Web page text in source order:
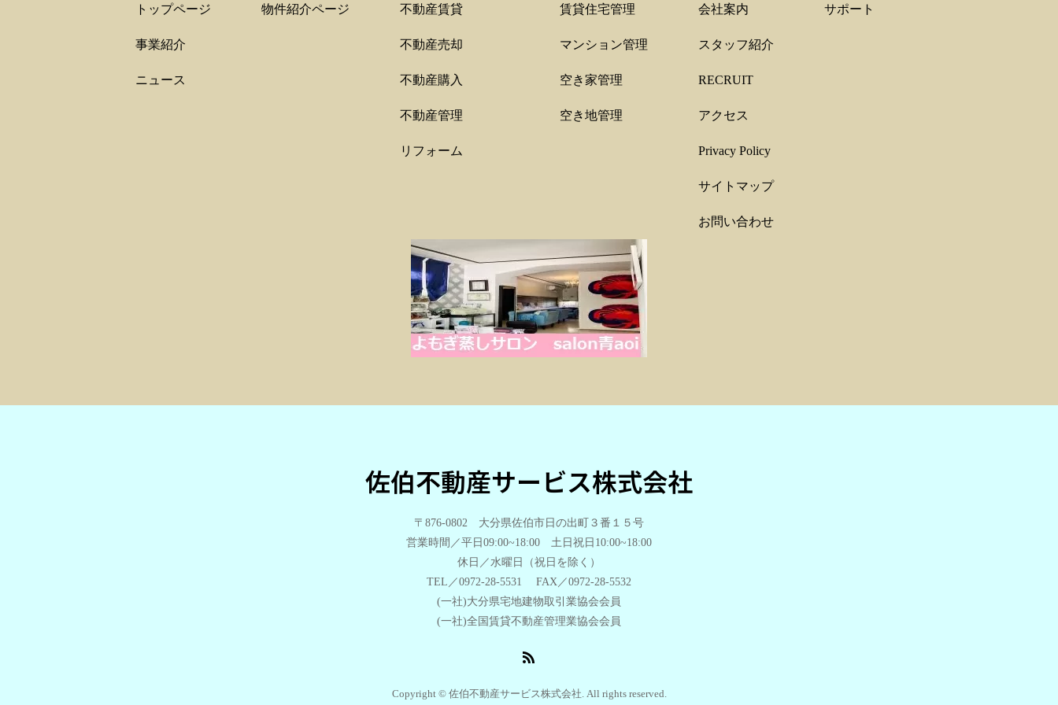
トップページ
事業紹介
ニュース
物件紹介ページ 不動産賃貸
不動産売却
不動産購入
不動産管理
リフォーム
賃貸住宅管理
マンション管理
空き家管理
空き地管理
会社案内
スタッフ紹介
RECRUIT
アクセス
Privacy Policy
サイトマップ
お問い合わせ
サポート
佐伯不動産サービス株式会社
〒876-0802 大分県佐伯市日の出町３番１５号
営業時間／平日09:00~18:00 土日祝日10:00~18:00
休日／水曜日（祝日を除く）
TEL／0972-28-5531 FAX／0972-28-5532
(一社)大分県宅地建物取引業協会会員
(一社)全国賃貸不動産管理業協会会員
Copyright © 佐伯不動産サービス株式会社. All rights reserved.